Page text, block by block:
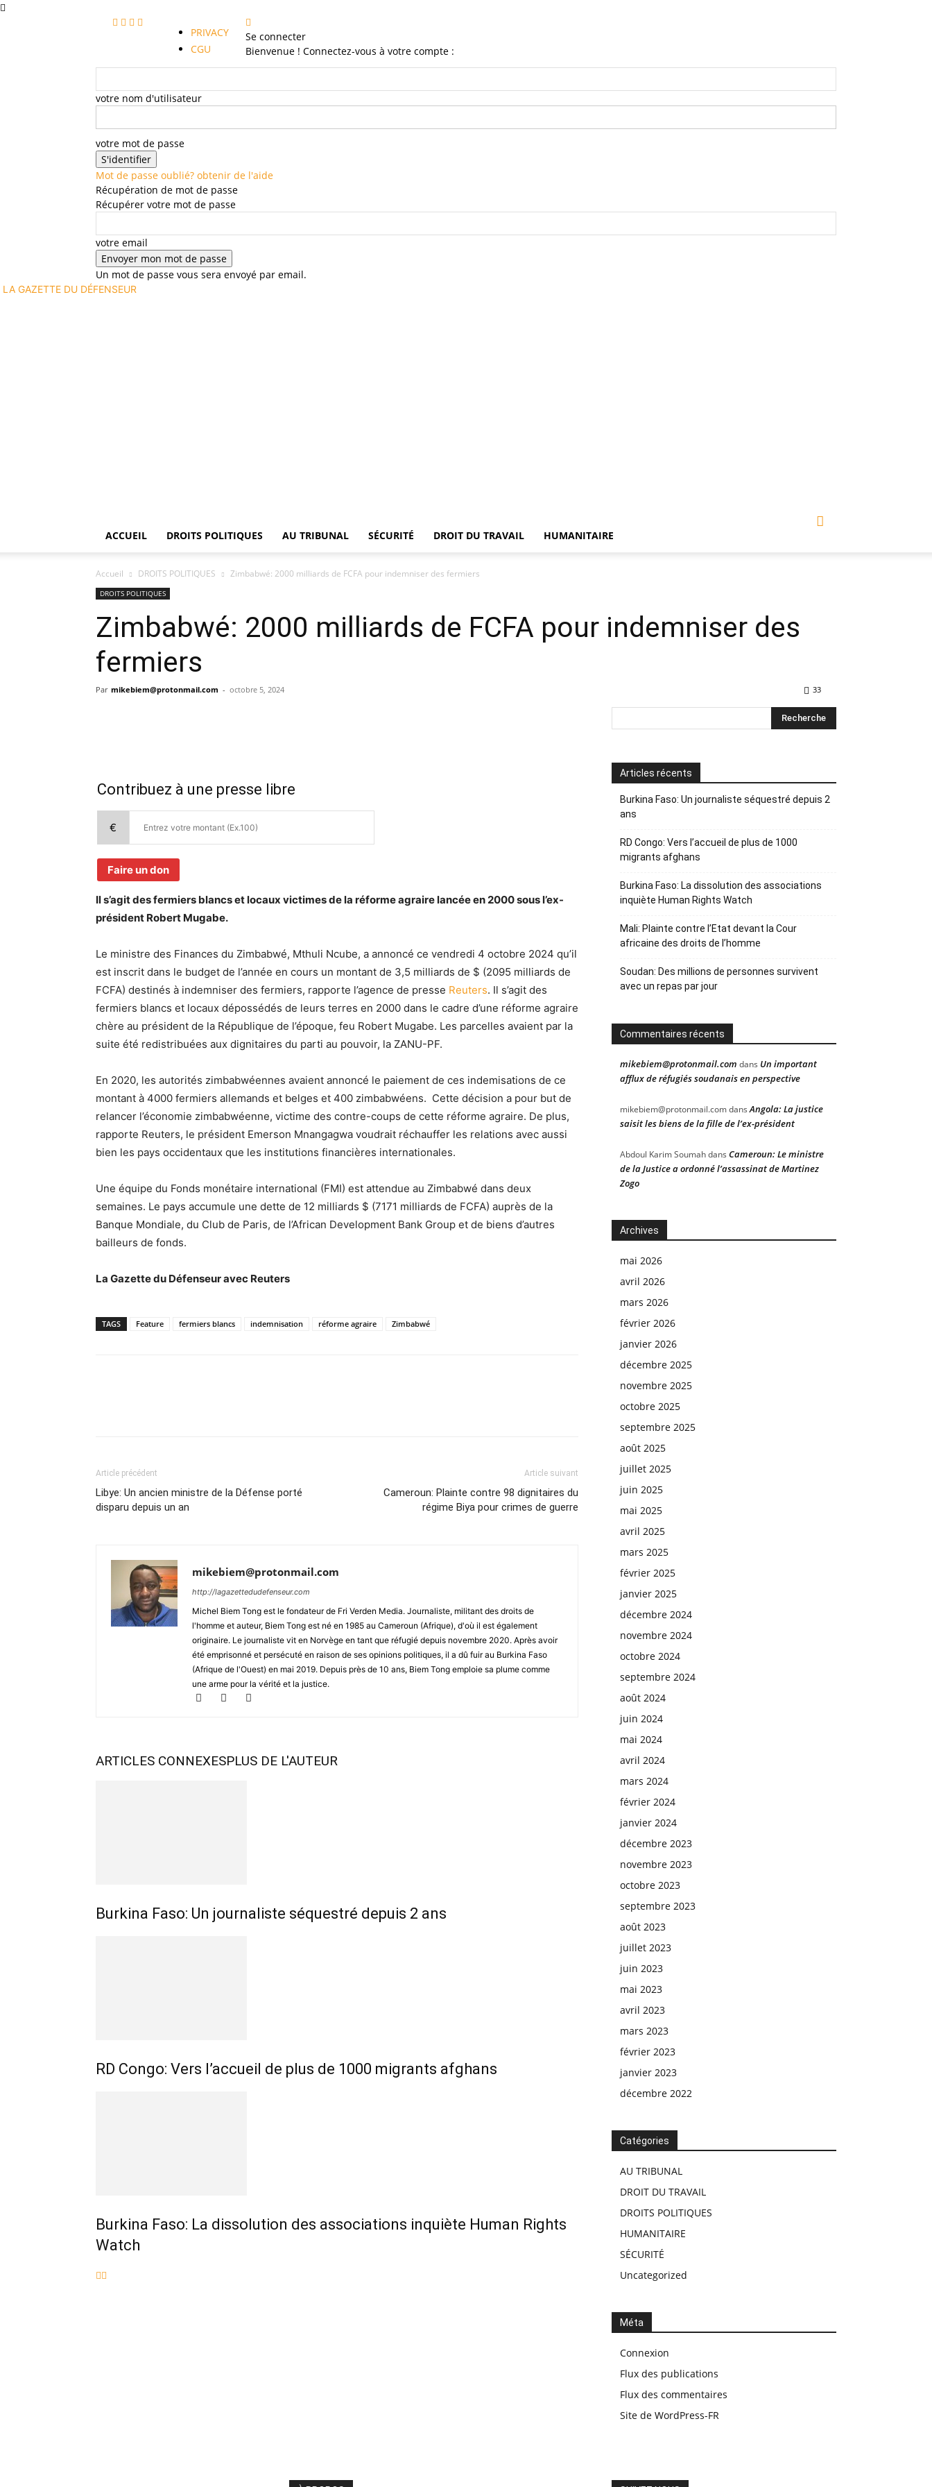
PRIVACY
CGU
Se connecter
Bienvenue ! Connectez-vous à votre compte :
votre nom d'utilisateur
votre mot de passe
Mot de passe oublié? obtenir de l'aide
Récupération de mot de passe
Récupérer votre mot de passe
votre email
Un mot de passe vous sera envoyé par email.
LA GAZETTE DU DÉFENSEUR
ACCUEIL DROITS POLITIQUES AU TRIBUNAL SÉCURITÉ DROIT DU TRAVAIL HUMANITAIRE
Accueil DROITS POLITIQUES Zimbabwé: 2000 milliards de FCFA pour indemniser des fermiers
DROITS POLITIQUES
Zimbabwé: 2000 milliards de FCFA pour indemniser des
fermiers
Par mikebiem@protonmail.com - octobre 5, 2024 33
Contribuez à une presse libre
€
Faire un don
Il s’agit des fermiers blancs et locaux victimes de la réforme agraire lancée en 2000 sous l’ex-
président Robert Mugabe.
Le ministre des Finances du Zimbabwé, Mthuli Ncube, a annoncé ce vendredi 4 octobre 2024 qu’il
est inscrit dans le budget de l’année en cours un montant de 3,5 milliards de $ (2095 milliards de
FCFA) destinés à indemniser des fermiers, rapporte l’agence de presse Reuters. Il s’agit des
fermiers blancs et locaux dépossédés de leurs terres en 2000 dans le cadre d’une réforme agraire
chère au président de la République de l’époque, feu Robert Mugabe. Les parcelles avaient par la
suite été redistribuées aux dignitaires du parti au pouvoir, la ZANU-PF.
En 2020, les autorités zimbabwéennes avaient annoncé le paiement de ces indemisations de ce
montant à 4000 fermiers allemands et belges et 400 zimbabwéens. Cette décision a pour but de
relancer l’économie zimbabwéenne, victime des contre-coups de cette réforme agraire. De plus,
rapporte Reuters, le président Emerson Mnangagwa voudrait réchauffer les relations avec aussi
bien les pays occidentaux que les institutions financières internationales.
Une équipe du Fonds monétaire international (FMI) est attendue au Zimbabwé dans deux
semaines. Le pays accumule une dette de 12 milliards $ (7171 milliards de FCFA) auprès de la
Banque Mondiale, du Club de Paris, de l’African Development Bank Group et de biens d’autres
bailleurs de fonds.
La Gazette du Défenseur avec Reuters
TAGS Feature fermiers blancs indemnisation réforme agraire Zimbabwé
Article précédent
Libye: Un ancien ministre de la Défense porté
disparu depuis un an
Article suivant
Cameroun: Plainte contre 98 dignitaires du
régime Biya pour crimes de guerre
mikebiem@protonmail.com
http://lagazettedudefenseur.com
Michel Biem Tong est le fondateur de Fri Verden Media. Journaliste, militant des droits de
l'homme et auteur, Biem Tong est né en 1985 au Cameroun (Afrique), d'où il est également
originaire. Le journaliste vit en Norvège en tant que réfugié depuis novembre 2020. Après avoir
été emprisonné et persécuté en raison de ses opinions politiques, il a dû fuir au Burkina Faso
(Afrique de l'Ouest) en mai 2019. Depuis près de 10 ans, Biem Tong emploie sa plume comme
une arme pour la vérité et la justice.
ARTICLES CONNEXESPLUS DE L'AUTEUR
Burkina Faso: Un journaliste séquestré depuis 2 ans
RD Congo: Vers l’accueil de plus de 1000 migrants afghans
Burkina Faso: La dissolution des associations inquiète Human Rights
Watch
Articles récents
Burkina Faso: Un journaliste séquestré depuis 2
ans
RD Congo: Vers l’accueil de plus de 1000
migrants afghans
Burkina Faso: La dissolution des associations
inquiète Human Rights Watch
Mali: Plainte contre l’Etat devant la Cour
africaine des droits de l’homme
Soudan: Des millions de personnes survivent
avec un repas par jour
Commentaires récents
mikebiem@protonmail.com dans Un important
afflux de réfugiés soudanais en perspective
mikebiem@protonmail.comdansAngola: La justice
saisit les biens de la fille de l’ex-président
Abdoul Karim Soumahdans Cameroun: Le ministre
de la Justice a ordonné l’assassinat de Martinez
Zogo
Archives
mai 2026
avril 2026
mars 2026
février 2026
janvier 2026
décembre 2025
novembre 2025
octobre 2025
septembre 2025
août 2025
juillet 2025
juin 2025
mai 2025
avril 2025
mars 2025
février 2025
janvier 2025
décembre 2024
novembre 2024
octobre 2024
septembre 2024
août 2024
juin 2024
mai 2024
avril 2024
mars 2024
février 2024
janvier 2024
décembre 2023
novembre 2023
octobre 2023
septembre 2023
août 2023
juillet 2023
juin 2023
mai 2023
avril 2023
mars 2023
février 2023
janvier 2023
décembre 2022
Catégories
AU TRIBUNAL
DROIT DU TRAVAIL
DROITS POLITIQUES
HUMANITAIRE
SÉCURITÉ
Uncategorized
Méta
Connexion
Flux des publications
Flux des commentaires
Site de WordPress-FR